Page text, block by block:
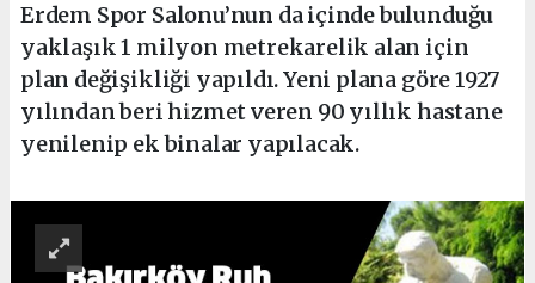
Erdem Spor Salonu’nun da içinde bulunduğu
yaklaşık 1 milyon metrekarelik alan için
plan değişikliği yapıldı. Yeni plana göre 1927
yılından beri hizmet veren 90 yıllık hastane
yenilenip ek binalar yapılacak.